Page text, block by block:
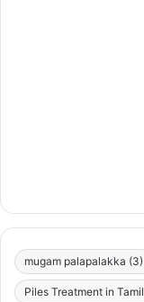
mugam palapalakka (3)
Piles Treatment in Tamil